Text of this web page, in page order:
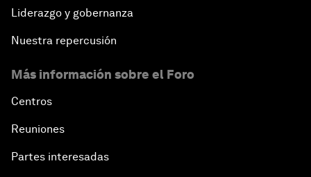
Liderazgo y gobernanza
Nuestra repercusión
Más información sobre el Foro
Centros
Reuniones
Partes interesadas